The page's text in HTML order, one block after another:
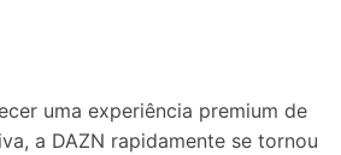
uma experiência premium de
a DAZN rapidamente se tornou